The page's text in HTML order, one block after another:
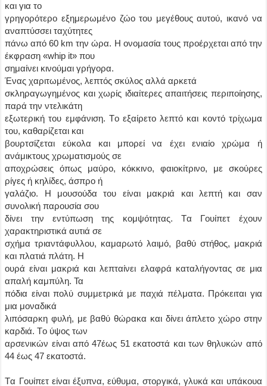
και για το
γρηγορότερο εξημερωμένο ζώο του μεγέθους αυτού, ικανό να
αναπτύσσει ταχύτητες
πάνω από 60 km την ώρα. H ονομασία τους προέρχεται από την
έκφραση «whip it» που
σημαίνει κινούμαι γρήγορα.
Ένας χαριτωμένος, λεπτός σκύλος αλλά αρκετά
σκληραγωγημένος και χωρίς ιδιαίτερες απαιτήσεις περιποίησης,
παρά την ντελικάτη
εξωτερική του εμφάνιση. Tο εξαίρετο λεπτό και κοντό τρίχωμα
του, καθαρίζεται και
βουρτσίζεται εύκολα και μπορεί να έχει ενιαίο χρώμα ή
ανάμικτους χρωματισμούς σε
αποχρώσεις όπως μαύρο, κόκκινο, φαιοκίτρινο, με σκούρες
ρίγες ή κηλίδες, άσπρο ή
γαλάζιο. H μουσούδα του είναι μακριά και λεπτή και σαν
συνολική παρουσία σου
δίνει την εντύπωση της κομψότητας. Tα Γουίπετ έχουν
χαρακτηριστικά αυτιά σε
σχήμα τριαντάφυλλου, καμαρωτό λαιμό, βαθύ στήθος, μακριά
και πλατιά πλάτη. Η
ουρά είναι μακριά και λεπταίνει ελαφρά καταλήγοντας σε μια
απαλή καμπύλη. Τα
πόδια είναι πολύ συμμετρικά με παχιά πέλματα. Πρόκειται για
μια μοναδικά
λιπόσαρκη φυλή, με βαθύ θώρακα και δίνει άπλετο χώρο στην
καρδιά. Tο ύψος των
αρσενικών είναι από 47έως 51 εκατοστά και των θηλυκών από
44 έως 47 εκατοστά.
Tα Γουίπετ είναι έξυπνα, εύθυμα, στοργικά, γλυκά και υπάκουα